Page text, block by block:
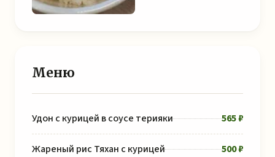
Меню
Удон с курицей в соусе терияки 565 ₽
Жареный рис Тяхан с курицей 500 ₽